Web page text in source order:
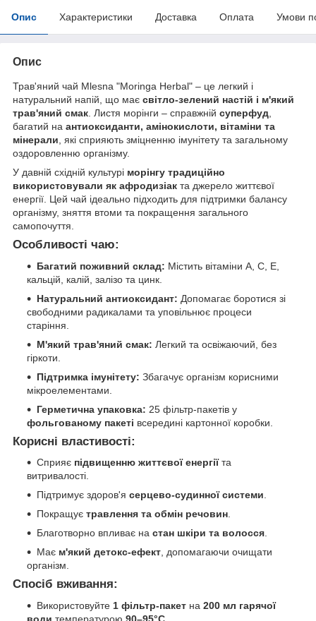
Опис Характеристики Доставка Оплата Умови
Опис
Трав'яний чай Mlesna "Moringa Herbal" – це легкий і
натуральний напій, що має світло-зелений настій і м'який
трав'яний смак . Листя морінги – справжній суперфуд
багатий на антиоксиданти, амінокислоти, вітаміни та
мінерали , які сприяють зміцненню імунітету та загальному
оздоровленню організму.
У давній східній культурі морінгу традиційно
використовували як афродизіак та джерело життєвої
енергії. Цей чай ідеально підходить для підтримки балансу
організму, зняття втоми та покращення загального
самопочуття.
Особливості чаю:
Багатий поживний склад: Містить вітаміни A, C, E,
кальцій, калій, залізо та цинк.
Натуральний антиоксидант: Допомагає боротися зі
свободними радикалами та уповільнює процеси
старіння.
М'який трав'яний смак: Легкий та освіжаючий, без
гіркоти.
Підтримка імунітету: Збагачує організм корисними
мікроелементами.
Герметична упаковка: 25 фільтр-пакетів у
фольгованому пакеті всередині картонної коробки.
Корисні властивості:
Сприяє підвищенню життєвої енергіїта
витривалості.
Підтримує здоров'я серцево-судинної системи.
Покращує травлення та обмін речовин.
Благотворно впливає на стан шкіри та волосся.
Має м'який детокс-ефект, допомагаючи очищати
організм.
Спосіб вживання:
Використовуйте 1 фільтр-пакет на 200 мл гарячої